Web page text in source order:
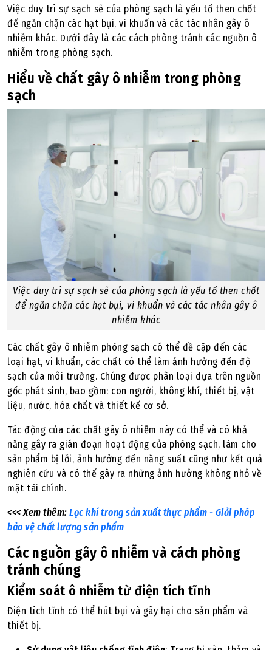
Việc duy trì sự sạch sẽ của phòng sạch là yếu tố then chốt
để ngăn chặn các hạt bụi, vi khuẩn và các tác nhân gây ô
nhiễm khác. Dưới đây là các cách phòng tránh các nguồn ô
nhiễm trong phòng sạch.
Hiểu về chất gây ô nhiễm trong phòng
sạch
Việc duy trì sự sạch sẽ của phòng sạch là yếu tố then chốt
để ngăn chặn các hạt bụi, vi khuẩn và các tác nhân gây ô
nhiễm khác
Các chất gây ô nhiễm phòng sạch có thể đề cập đến các
loại hạt, vi khuẩn, các chất có thể làm ảnh hưởng đến độ
sạch của môi trường. Chúng được phân loại dựa trên nguồn
gốc phát sinh, bao gồm: con người, không khí, thiết bị, vật
liệu, nước, hóa chất và thiết kế cơ sở.
Tác động của các chất gây ô nhiễm này có thể và có khả
năng gây ra gián đoạn hoạt động của phòng sạch, làm cho
sản phẩm bị lỗi, ảnh hưởng đến năng suất cũng như kết quả
nghiên cứu và có thể gây ra những ảnh hưởng không nhỏ về
mặt tài chính.
<<< Xem thêm: Lọc khí trong sản xuất thực phẩm - Giải pháp
bảo vệ chất lượng sản phẩm
Các nguồn gây ô nhiễm và cách phòng
tránh chúng
Kiểm soát ô nhiễm từ điện tích tĩnh
Điện tích tĩnh có thể hút bụi và gây hại cho sản phẩm và
thiết bị.